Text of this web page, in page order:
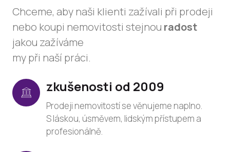
Chceme, aby naši klienti zažívali při prodeji
nebo koupi nemovitosti stejnou radost
jakou zažíváme
my při naší práci.
zkušenosti od 2009
Prodeji nemovitostí se věnujeme naplno.
S láskou, úsměvem, lidským přístupem a
profesionálně.